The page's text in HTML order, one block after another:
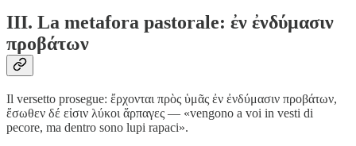
III. La metafora pastorale: ἐν ἐνδύμασιν
προβάτων
Il versetto prosegue: ἔρχονται πρὸς ὑμᾶς ἐν ἐνδύμασιν προβάτων,
ἔσωθεν δέ εἰσιν λύκοι ἅρπαγες — «vengono a voi in vesti di
pecore, ma dentro sono lupi rapaci».